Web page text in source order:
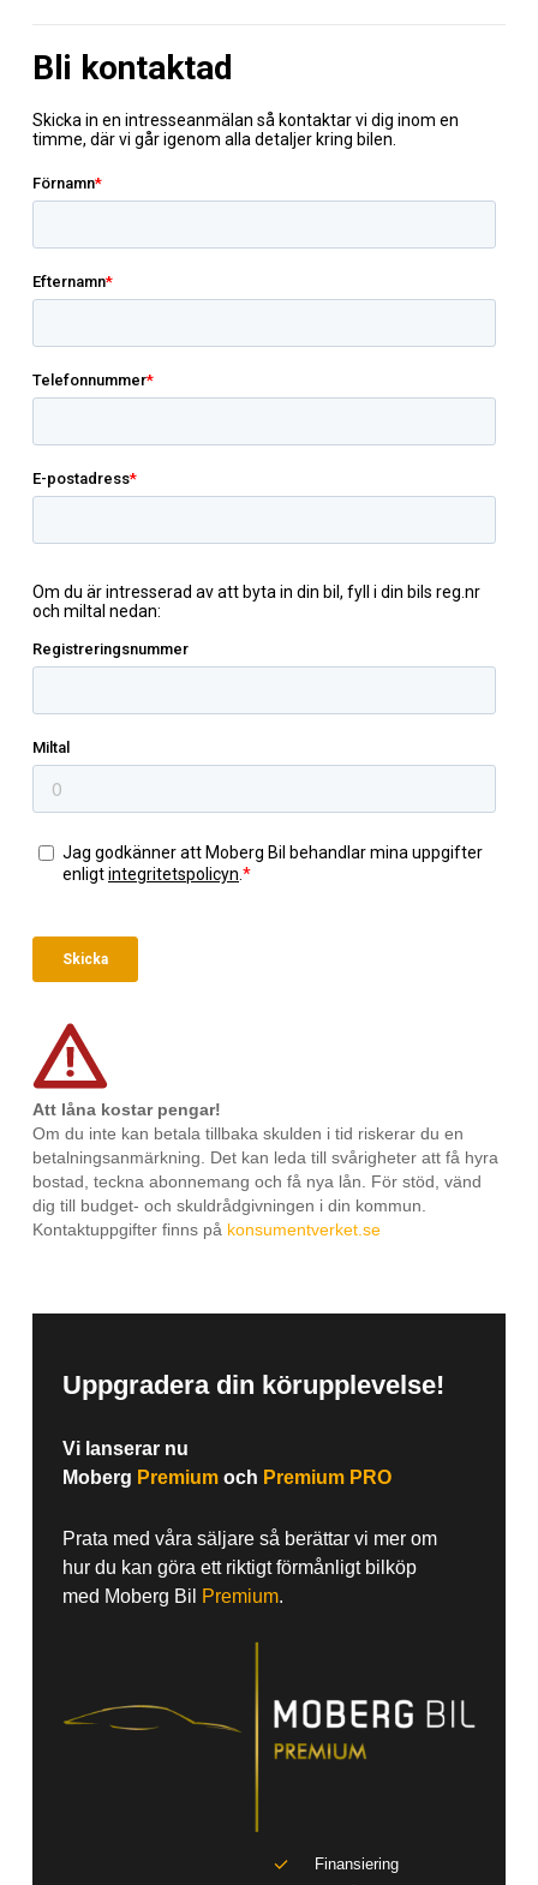
Att låna kostar pengar!
Om du inte kan betala tillbaka skulden i tid riskerar du en
betalningsanmärkning. Det kan leda till svårigheter att få hyra
bostad, teckna abonnemang och få nya lån. För stöd, vänd
dig till budget- och skuldrådgivningen i din kommun.
Kontaktuppgifter finns på konsumentverket.se
Uppgradera din körupplevelse!
Vi lanserar nu
Moberg Premiumoch Premium PRO
Prata med våra säljare så berättar vi mer om
hur du kan göra ett riktigt förmånligt bilköp
med Moberg Bil
Premium.
Finansiering